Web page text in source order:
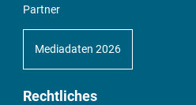
Partner
Mediadaten 2026
Rechtliches